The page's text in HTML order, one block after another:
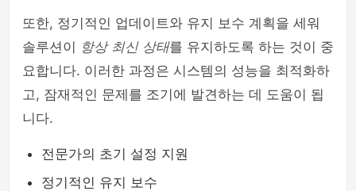
또한, 정기적인 업데이트와 유지 보수 계획을 세워
솔루션이 항상 최신 상태를 유지하도록 하는 것이 중
요합니다. 이러한 과정은 시스템의 성능을 최적화하
고, 잠재적인 문제를 조기에 발견하는 데 도움이 됩
니다.
전문가의 초기 설정 지원
정기적인 유지 보수